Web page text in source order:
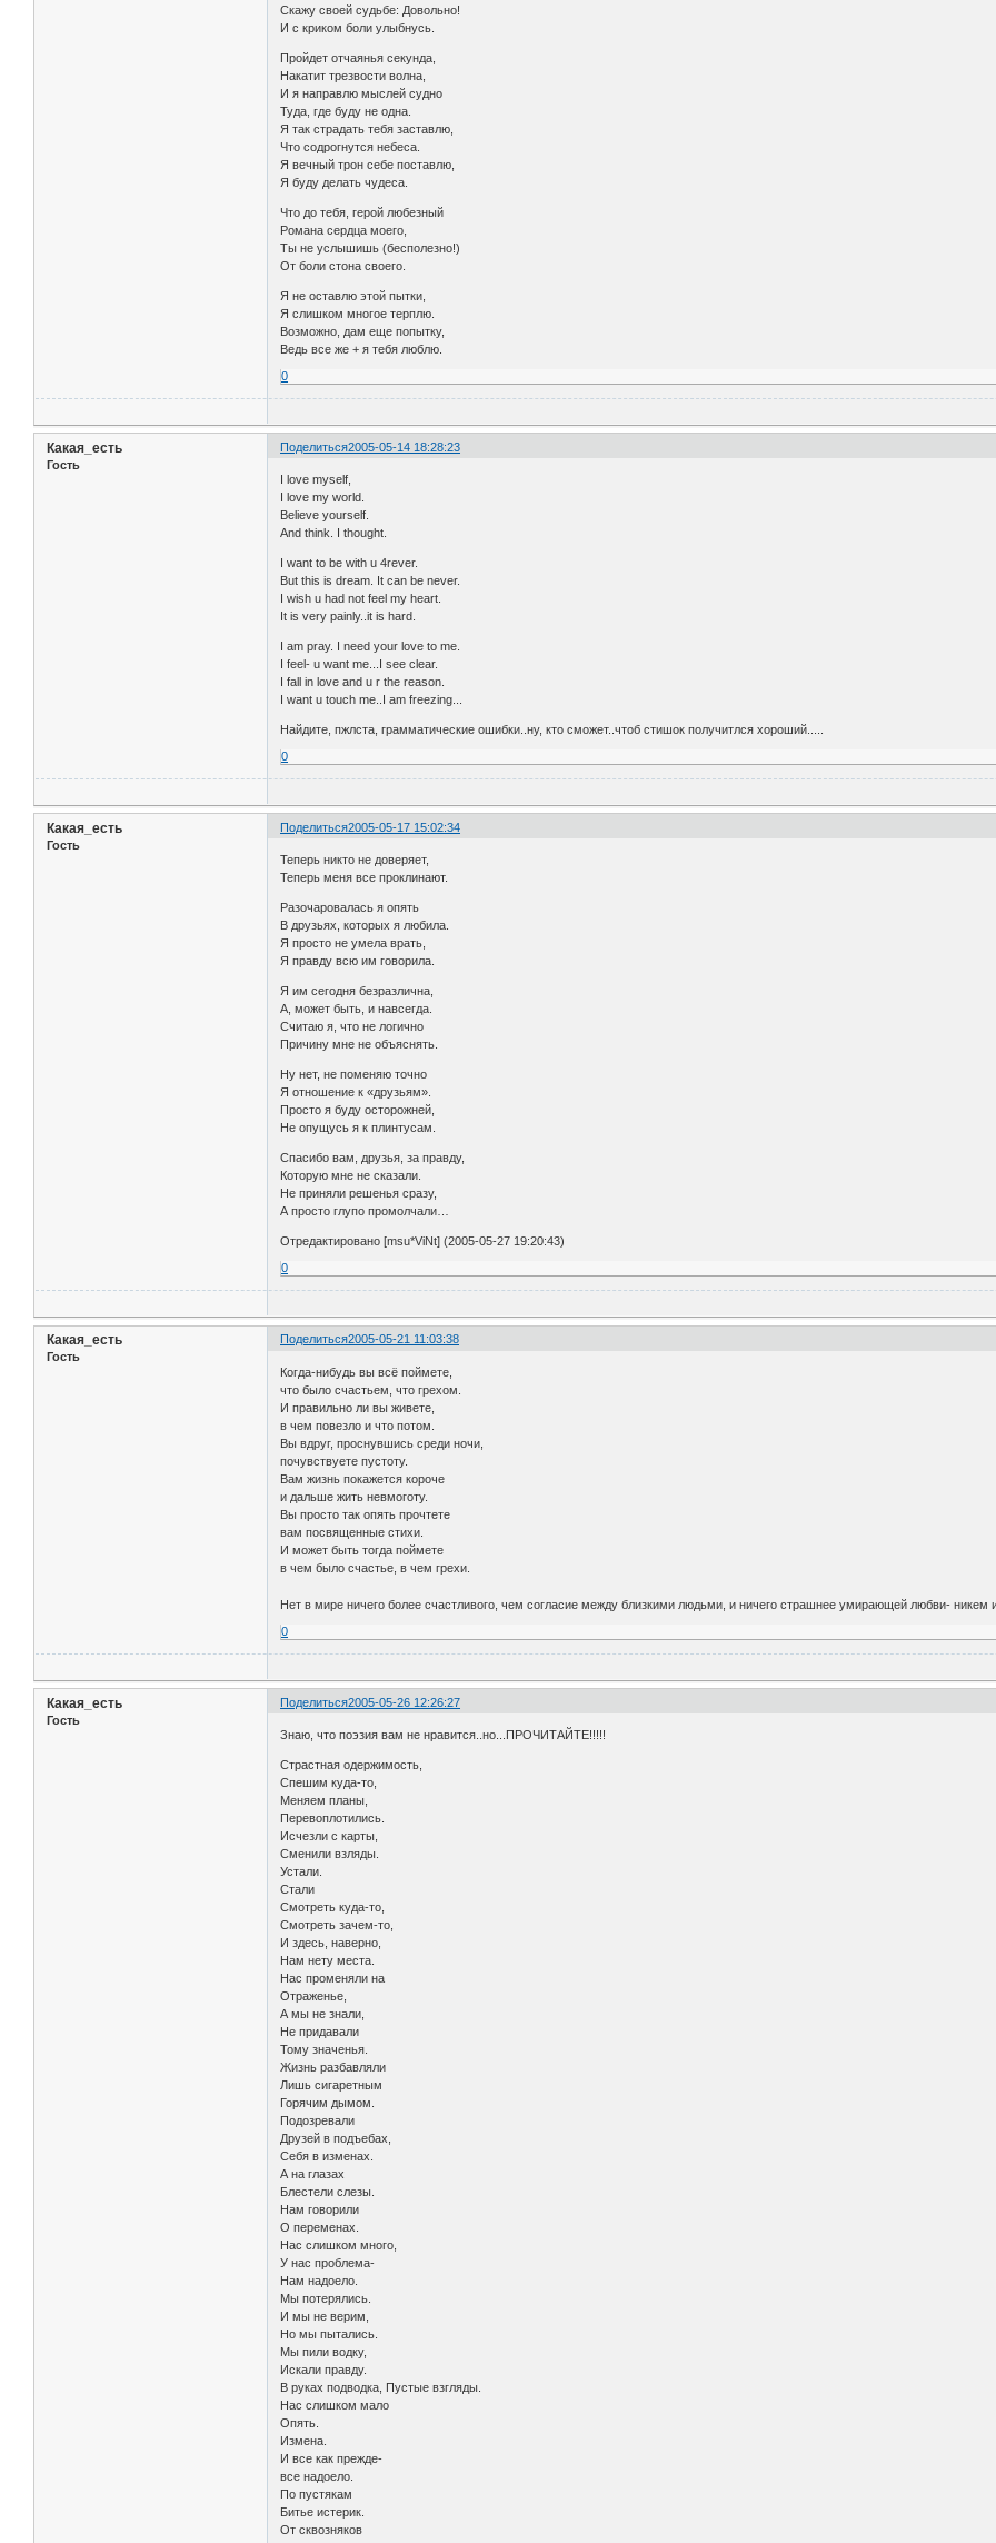
Скажу своей судьбе: Довольно!
И с криком боли улыбнусь.
Пройдет отчаянья секунда,
Накатит трезвости волна,
И я направлю мыслей судно
Туда, где буду не одна.
Я так страдать тебя заставлю,
Что содрогнутся небеса.
Я вечный трон себе поставлю,
Я буду делать чудеса.
Что до тебя, герой любезный
Романа сердца моего,
Ты не услышишь (бесполезно!)
От боли стона своего.
Я не оставлю этой пытки,
Я слишком многое терплю.
Возможно, дам еще попытку,
Ведь все же + я тебя люблю.
0
Поделиться2005-05-14 18:28:23
Какая_есть
Гость
I love myself,
I love my world.
Believe yourself.
And think. I thought.
I want to be with u 4rever.
But this is dream. It can be never.
I wish u had not feel my heart.
It is very painly..it is hard.
I am pray. I need your love to me.
I feel- u want me...I see clear.
I fall in love and u r the reason.
I want u touch me..I am freezing...
Найдите, пжлста, грамматические ошибки..ну, кто сможет..чтоб стишок получитлся хороший.....
0
Поделиться2005-05-17 15:02:34
Какая_есть
Гость
Теперь никто не доверяет,
Теперь меня все проклинают.
Разочаровалась я опять
В друзьях, которых я любила.
Я просто не умела врать,
Я правду всю им говорила.
Я им сегодня безразлична,
А, может быть, и навсегда.
Считаю я, что не логично
Причину мне не объяснять.
Ну нет, не поменяю точно
Я отношение к «друзьям».
Просто я буду осторожней,
Не опущусь я к плинтусам.
Спасибо вам, друзья, за правду,
Которую мне не сказали.
Не приняли решенья сразу,
А просто глупо промолчали…
Отредактировано [msu*ViNt] (2005-05-27 19:20:43)
0
Поделиться2005-05-21 11:03:38
Какая_есть
Гость
Когда-нибудь вы всё поймете,
что было счастьем, что грехом.
И правильно ли вы живете,
в чем повезло и что потом.
Вы вдруг, проснувшись среди ночи,
почувствуете пустоту.
Вам жизнь покажется короче
и дальше жить невмоготу.
Вы просто так опять прочтете
вам посвященные стихи.
И может быть тогда поймете
в чем было счастье, в чем грехи.
Нет в мире ничего более счастливого, чем согласие между близкими людьми, и ничего страшнее умирающей любви-
0
Поделиться2005-05-26 12:26:27
Какая_есть
Гость
Знаю, что поэзия вам не нравится..но...ПРОЧИТАЙТЕ!!!!!
Страстная одержимость,
Спешим куда-то,
Меняем планы,
Перевоплотились.
Исчезли с карты,
Сменили взляды.
Устали.
Стали
Смотреть куда-то,
Смотреть зачем-то,
И здесь, наверно,
Нам нету места.
Нас променяли на
Отраженье,
А мы не знали,
Не придавали
Тому значенья.
Жизнь разбавляли
Лишь сигаретным
Горячим дымом.
Подозревали
Друзей в подъебах,
Себя в изменах.
А на глазах
Блестели слезы.
Нам говорили
О переменах.
Нас слишком много,
У нас проблема-
Нам надоело.
Мы потерялись.
И мы не верим,
Но мы пытались.
Мы пили водку,
Искали правду.
В руках подводка, Пустые взгляды.
Нас слишком мало
Опять.
Измена.
И все как прежде-
все надоело.
По пустякам
Битье истерик.
От сквозняков